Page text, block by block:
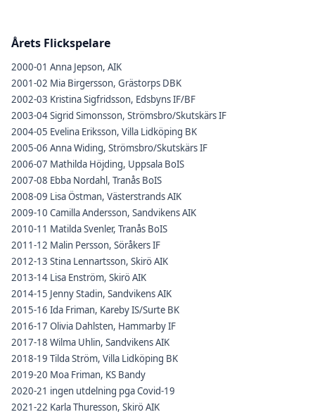
Årets Flickspelare
2000-01 Anna Jepson, AIK
2001-02 Mia Birgersson, Grästorps DBK
2002-03 Kristina Sigfridsson, Edsbyns IF/BF
2003-04Sigrid Simonsson, Strömsbro/Skutskärs IF
2004-05 Evelina Eriksson, Villa Lidköping BK
2005-06 Anna Widing, Strömsbro/Skutskärs IF
2006-07 Mathilda Höjding, Uppsala BoIS
2007-08 Ebba Nordahl, Tranås BoIS
2008-09 Lisa Östman, Västerstrands AIK
2009-10 Camilla Andersson, Sandvikens AIK
2010-11 Matilda Svenler, Tranås BoIS
2011-12 Malin Persson, Söråkers IF
2012-13 Stina Lennartsson, Skirö AIK
2013-14 Lisa Enström, Skirö AIK
2014-15 Jenny Stadin, Sandvikens AIK
2015-16 Ida Friman, Kareby IS/Surte BK
2016-17 Olivia Dahlsten, Hammarby IF
2017-18 Wilma Uhlin, Sandvikens AIK
2018-19 Tilda Ström, Villa Lidköping BK
2019-20 Moa Friman, KS Bandy
2020-21 ingen utdelning pga Covid-19
2021-22 Karla Thuresson, Skirö AIK